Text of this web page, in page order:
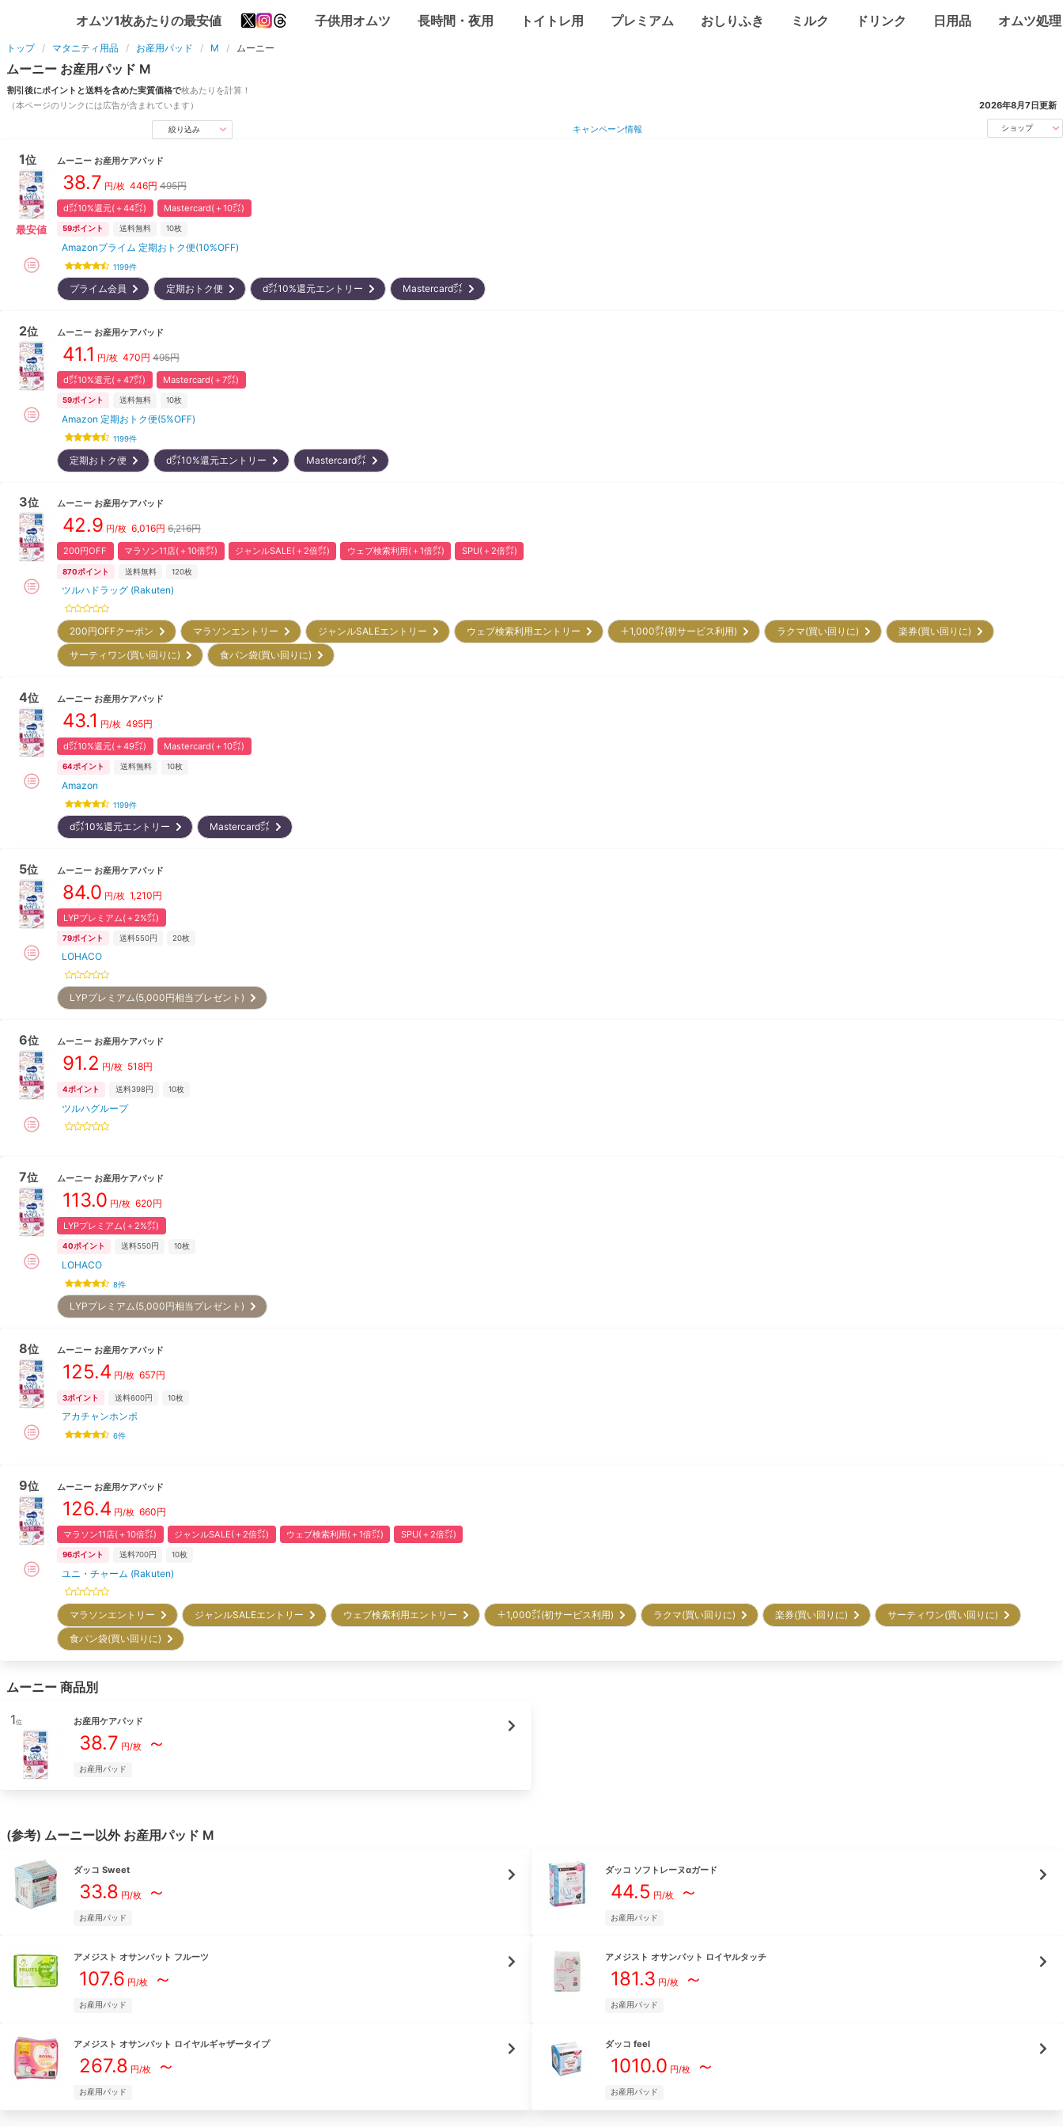
オムツ1枚あたりの最安値 子供用オムツ 長時間・夜用 トイトレ用 プレミアム おしりふき ミルク ドリンク 日用品 オムツ処理
トップ マタニティ用品 お産用パッド M ムーニー
ムーニー お産用パッド M
割引後にポイントと送料を含めた実質価格で枚あたりを計算！
（本ページのリンクには広告が含まれています）
2026年8月7日更新
絞り込み キャンペーン情報 ショップ
1位
最安値
ムーニー お産用ケアパッド
38.7 円/枚 446円 495円
d㌽10%還元(＋44㌽) Mastercard(＋10㌽)
59ポイント 送料無料 10枚
Amazonプライム 定期おトク便(10%OFF)
1199件
プライム会員 定期おトク便 d㌽10%還元エントリー Mastercard㌽
2位 ムーニー お産用ケアパッド
41.1 円/枚 470円 495円
d㌽10%還元(＋47㌽) Mastercard(＋7㌽)
59ポイント 送料無料 10枚
Amazon 定期おトク便(5%OFF)
1199件
定期おトク便 d㌽10%還元エントリー Mastercard㌽
3位 ムーニー お産用ケアパッド
42.9 円/枚 6,016円 6,216円
200円OFF マラソン11店(＋10倍㌽) ジャンルSALE(＋2倍㌽) ウェブ検索利用(＋1倍㌽) SPU(＋2倍㌽)
870ポイント 送料無料 120枚
ツルハドラッグ (Rakuten)
200円OFFクーポン マラソンエントリー ジャンルSALEエントリー ウェブ検索利用エントリー ＋1,000㌽(初サービス利用) ラクマ(買い回りに)
楽券(買い回りに)
サーティワン(買い回りに)
食パン袋(買い回りに)
4位 ムーニー お産用ケアパッド
43.1 円/枚 495円
d㌽10%還元(＋49㌽) Mastercard(＋10㌽)
64ポイント 送料無料 10枚
Amazon
1199件
d㌽10%還元エントリー Mastercard㌽
5位 ムーニー お産用ケアパッド
84.0 円/枚 1,210円
LYPプレミアム(＋2%㌽)
79ポイント 送料550円 20枚
LOHACO
LYPプレミアム(5,000円相当プレゼント)
6位 ムーニー お産用ケアパッド
91.2 円/枚 518円
4ポイント 送料398円 10枚
ツルハグループ
7位 ムーニー お産用ケアパッド
113.0 円/枚 620円
LYPプレミアム(＋2%㌽)
40ポイント 送料550円 10枚
LOHACO
8件
LYPプレミアム(5,000円相当プレゼント)
8位 ムーニー お産用ケアパッド
125.4 円/枚 657円
3ポイント 送料600円 10枚
アカチャンホンポ
6件
9位 ムーニー お産用ケアパッド
126.4 円/枚 660円
マラソン11店(＋10倍㌽) ジャンルSALE(＋2倍㌽) ウェブ検索利用(＋1倍㌽) SPU(＋2倍㌽)
96ポイント 送料700円 10枚
ユニ・チャーム (Rakuten)
マラソンエントリー ジャンルSALEエントリー ウェブ検索利用エントリー ＋1,000㌽(初サービス利用) ラクマ(買い回りに) 楽券(買い回りに)
サーティワン(買い回りに)
食パン袋(買い回りに)
ムーニー 商品別
1位 お産用ケアパッド
38.7 円/枚～
お産用パッド
(参考) ムーニー以外 お産用パッド M
ダッコ Sweet
33.8 円/枚～
お産用パッド
ダッコ ソフトレーヌαガード
44.5 円/枚～
お産用パッド
アメジスト オサンパット フルーツ
107.6 円/枚～
お産用パッド
アメジスト オサンパット ロイヤルタッチ
181.3 円/枚～
お産用パッド
アメジスト オサンパット ロイヤルギャザータイプ
267.8 円/枚～
お産用パッド
ダッコ feel
1010.0 円/枚～
お産用パッド